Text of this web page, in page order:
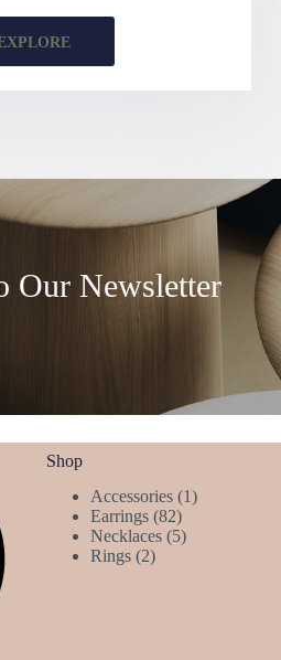
Our Newsletter
Shop
Accessories 11
Earrings 8282
products
Necklaces 55
Rings 22